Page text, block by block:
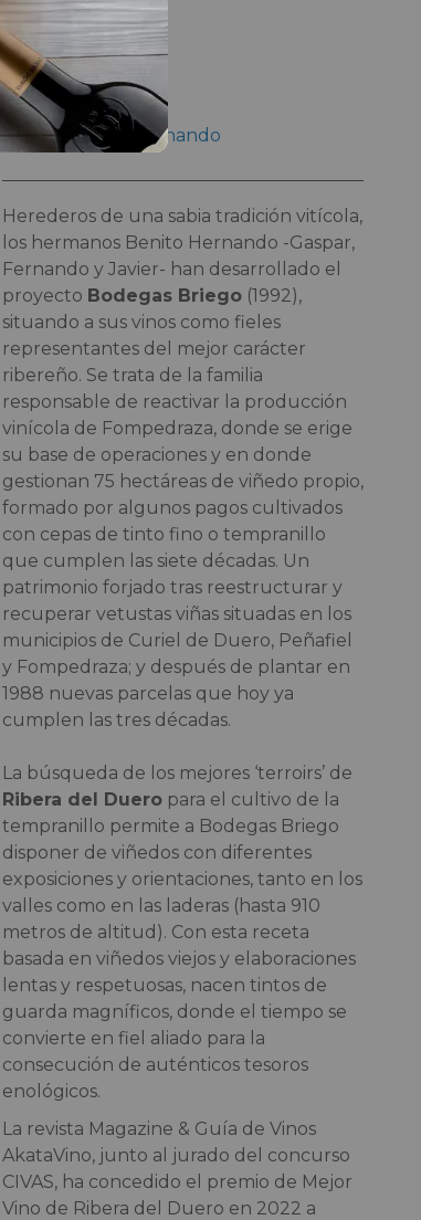
Fernando Benito
Bodeguero
Familia Benito Hernando
Herederos de una sabia tradición vitícola,
los hermanos Benito Hernando -Gaspar,
Fernando y Javier- han desarrollado el
proyecto Bodegas Briego(1992),
situando a sus vinos como fieles
representantes del mejor carácter
ribereño. Se trata de la familia
responsable de reactivar la producción
vinícola de Fompedraza, donde se erige
su base de operaciones y en donde
gestionan 75 hectáreas de viñedo propio,
formado por algunos pagos cultivados
con cepas de tinto fino o tempranillo
que cumplen las siete décadas. Un
patrimonio forjado tras reestructurar y
recuperar vetustas viñas situadas en los
municipios de Curiel de Duero, Peñafiel
y Fompedraza; y después de plantar en
1988 nuevas parcelas que hoy ya
cumplen las tres décadas.
La búsqueda de los mejores ‘terroirs’ de
Ribera del Dueropara el cultivo de la
tempranillo permite a Bodegas Briego
disponer de viñedos con diferentes
exposiciones y orientaciones, tanto en los
valles como en las laderas (hasta 910
metros de altitud). Con esta receta
basada en viñedos viejos y elaboraciones
lentas y respetuosas, nacen tintos de
guarda magníficos, donde el tiempo se
convierte en fiel aliado para la
consecución de auténticos tesoros
enológicos.
La revista Magazine & Guía de Vinos
AkataVino, junto al jurado del concurso
CIVAS, ha concedido el premio de Mejor
Vino de Ribera del Duero en 2022 a